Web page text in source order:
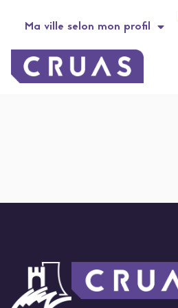
Ma ville selon mon profil